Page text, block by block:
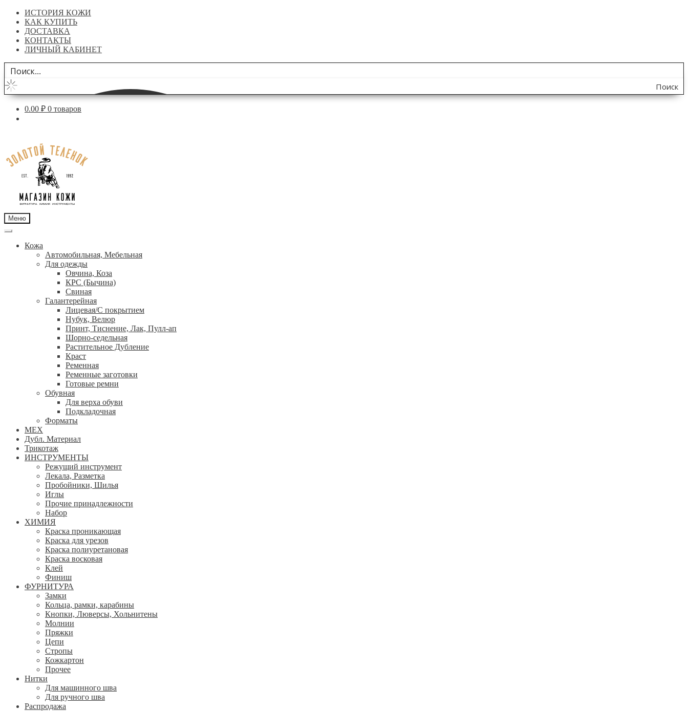
ИСТОРИЯ КОЖИ
КАК КУПИТЬ
ДОСТАВКА
КОНТАКТЫ
ЛИЧНЫЙ КАБИНЕТ
Поиск
по
0.00 ₽ 0 товаров
навигации
содержимому
Меню
Кожа
Автомобильная, Мебельная
Для одежды
Овчина, Коза
КРС (Бычина)
Свиная
Галантерейная
Лицевая/С покрытием
Нубук, Велюр
Принт, Тиснение, Лак, Пулл-ап
Шорно-седельная
Растительное Дубление
Краст
Ременная
Ременные заготовки
Готовые ремни
Обувная
Для верха обуви
Подкладочная
Форматы
МЕХ
Дубл. Материал
Трикотаж
ИНСТРУМЕНТЫ
Режущий инструмент
Лекала, Разметка
Пробойники, Шилья
Иглы
Прочие принадлежности
Набор
ХИМИЯ
Краска проникающая
Краска для урезов
Краска полиуретановая
Краска восковая
Клей
Финиш
ФУРНИТУРА
Замки
Кольца, рамки, карабины
Кнопки, Люверсы, Хольнитены
Молнии
Пряжки
Цепи
Стропы
Кожкартон
Прочее
Нитки
Для машинного шва
Для ручного шва
Распродажа